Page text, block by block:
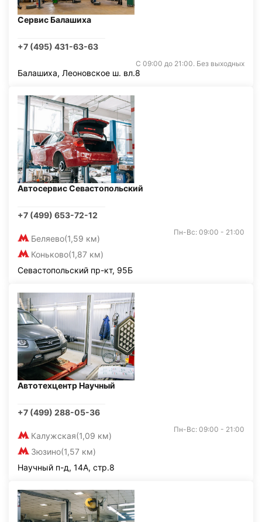
Сервис Балашиха
+7 (495) 431-63-63
С 09:00 до 21:00. Без выходных
Балашиха, Леоновское ш. вл.8
Автосервис Севастопольский
+7 (499) 653-72-12
Беляево(1,59 км)
Коньково(1,87 км)
Пн-Вс: 09:00 - 21:00
Севастопольский пр-кт, 95Б
Автотехцентр Научный
+7 (499) 288-05-36
Калужская(1,09 км)
Зюзино(1,57 км)
Пн-Вс: 09:00 - 21:00
Научный п-д, 14А, стр.8